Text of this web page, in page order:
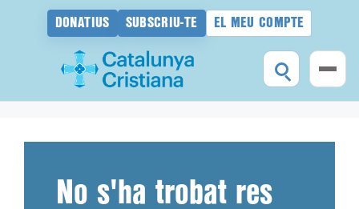
DONATIUS SUBSCRIU-TE EL MEU COMPTE
No s'ha trobat res